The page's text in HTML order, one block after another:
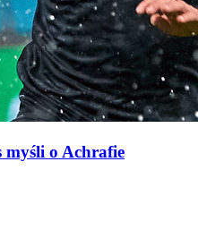
myśli o Achrafie